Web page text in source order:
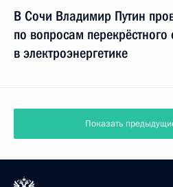
В Сочи Владимир Путин
по вопросам перекрёстного
в электроэнергетике
Показать